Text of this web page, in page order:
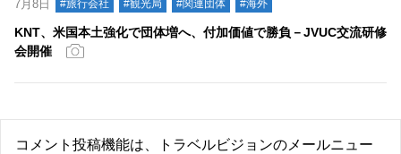
7月8日 #旅行会社 #観光局 #関連団体 #海外
KNT、米国本土強化で団体増へ、付加価値で勝負－JVUC交流研修
会開催
コメント投稿機能は、トラベルビジョンのメールニュー